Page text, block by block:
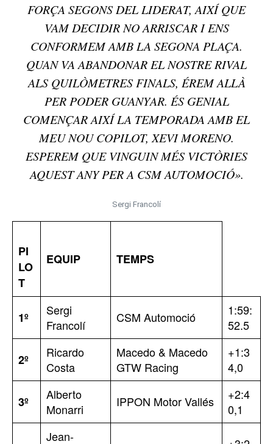
FORÇA SEGONS DEL LIDERAT, AIXÍ QUE
VAM DECIDIR NO ARRISCAR I ENS
CONFORMEM AMB LA SEGONA PLAÇA.
QUAN VA ABANDONAR EL NOSTRE RIVAL
ALS QUILÒMETRES FINALS, ÉREM ALLÀ
PER PODER GUANYAR. ÉS GENIAL
COMENÇAR AIXÍ LA TEMPORADA AMB EL
MEU NOU COPILOT, XEVI MORENO.
ESPEREM QUE VINGUIN MÉS VICTÒRIES
AQUEST ANY PER A CSM AUTOMOCIÓ».
Sergi Francolí
PI
LO
T
EQUIP TEMPS
1º
Sergi
Francolí
CSM Automoció
1:59:
52.5
2º
Ricardo
Costa
Macedo & Macedo
GTW Racing
+1:3
4,0
3º
Alberto
Monarri
IPPON Motor Vallés
+2:4
0,1
Jean-